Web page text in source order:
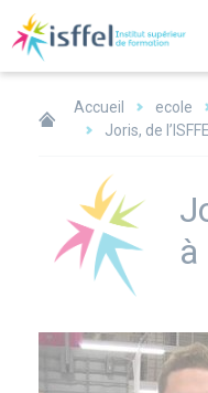
Accueil ecole
Joris, de
à
Image
large
Panneau de gestion des